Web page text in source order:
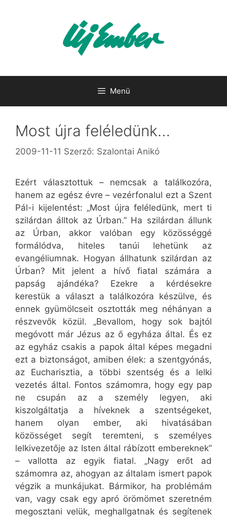
Menü
Most újra feléledünk…
2009-11-11 Szerző: Szalontai Anikó
Ezért választottuk – nemcsak a találkozóra,
hanem az egész évre – vezérfonalul ezt a Szent
Pál-i kijelentést: „Most újra feléledünk, mert ti
szilárdan álltok az Úrban.” Ha szilárdan állunk
az Úrban, akkor valóban egy közösséggé
formálódva, hiteles tanúi lehetünk az
evangéliumnak. Hogyan állhatunk szilárdan az
Úrban? Mit jelent a hívő fiatal számára a
papság ajándéka? Ezekre a kérdésekre
kerestük a választ a találkozóra készülve, és
ennek gyümölcseit osztották meg néhányan a
részvevők közül. „Bevallom, hogy sok bajtól
megóvott már Jézus az ő egyháza által. És ez
az egyház csakis a papok által képes megadni
ezt a biztonságot, amiben élek: a szentgyónás,
az Eucharisztia, a többi szentség és a lelki
vezetés által. Fontos számomra, hogy egy pap
ne csupán az a személy legyen, aki
kiszolgáltatja a híveknek a szentségeket,
hanem olyan ember, aki hivatásában
közösséget segít teremteni, s személyes
lelkivezetője az Isten által rábízott embereknek”
– vallotta az egyik fiatal. „Nagy erőt ad
számomra az, ahogyan az általam ismert papok
végzik a munkájukat. Bármikor, ha problémám
van, vagy csak egy apró örömömet szeretném
megosztani velük, meghallgatnak és segítenek